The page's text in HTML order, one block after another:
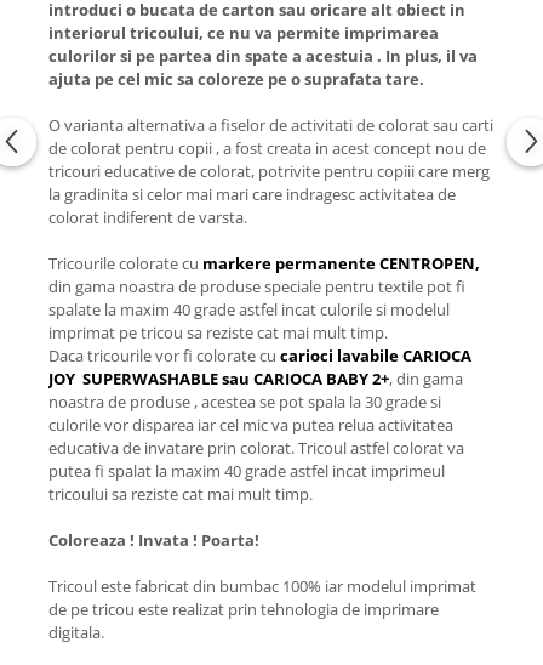
introduci o bucata de carton sau oricare alt obiect in
interiorul tricoului, ce nu va permite imprimarea
culorilor si pe partea din spate a acestuia . In plus, il va
ajuta pe cel mic sa coloreze pe o suprafata tare.
O varianta alternativa a fiselor de activitati de colorat sau carti
de colorat pentru copii , a fost creata in acest concept nou de
tricouri educative de colorat, potrivite pentru copiii care merg
la gradinita si celor mai mari care indragesc activitatea de
colorat indiferent de varsta.
Tricourile colorate cu markere permanente CENTROPEN,
din gama noastra de produse speciale pentru textile pot fi
spalate la maxim 40 grade astfel incat culorile si modelul
imprimat pe tricou sa reziste cat mai mult timp.
Daca tricourile vor fi colorate cu carioci lavabile CARIOCA
JOY SUPERWASHABLE sau CARIOCA BABY 2+, din gama
noastra de produse , acestea se pot spala la 30 grade si
culorile vor disparea iar cel mic va putea relua activitatea
educativa de invatare prin colorat. Tricoul astfel colorat va
putea fi spalat la maxim 40 grade astfel incat imprimeul
tricoului sa reziste cat mai mult timp.
Coloreaza ! Invata ! Poarta!
Tricoul este fabricat din bumbac 100% iar modelul imprimat
de pe tricou este realizat prin tehnologia de imprimare
digitala.